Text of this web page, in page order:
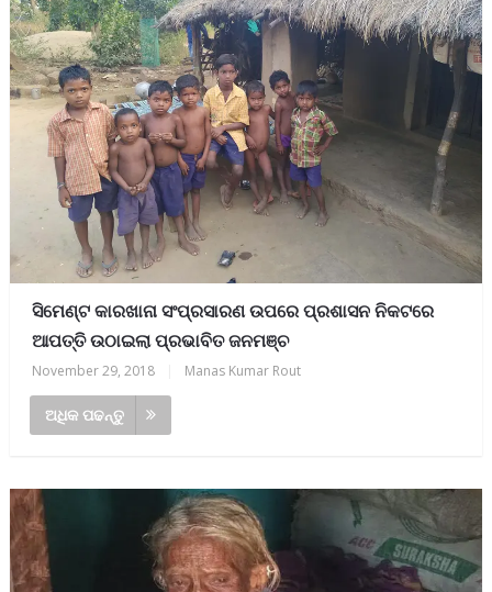
ସିମେଣ୍ଟ କାରଖାନା ସଂପ୍ରସାରଣ ଉପରେ ପ୍ରଶାସନ ନିକଟରେ
ଆପତ୍ତି ଉଠାଇଲା ପ୍ରଭାବିତ ଜନମଞ୍ଚ
November 29, 2018 Manas Kumar Rout
ଅଧିକ ପଢନ୍ତୁ